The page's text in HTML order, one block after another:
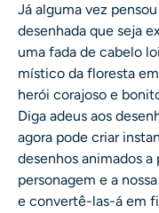
Já alguma vez
desenhada que seja
uma fada de cabelo
místico da floresta
herói corajoso e
Diga adeus aos
agora pode criar
desenhos animados a
personagem e a
e convertê-las-á em